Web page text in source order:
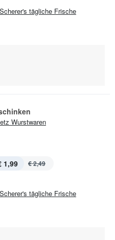
Scherer's tägliche Frische
Wurstwaren
1,99 € 2,49
Scherer's tägliche Frische